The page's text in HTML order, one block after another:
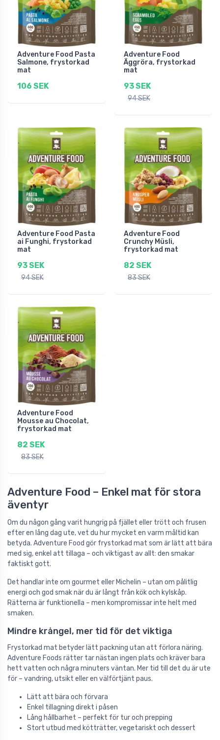
Adventure Food Pasta
Salmone, frystorkad
mat
106 SEK
Adventure Food
Äggröra, frystorkad
mat
93 SEK
94 SEK
Adventure Food Pasta
ai Funghi, frystorkad
mat
93 SEK
94 SEK
Adventure Food
Crunchy Müsli,
frystorkad mat
82 SEK
83 SEK
Adventure Food
Mousse au Chocolat,
frystorkad mat
82 SEK
83 SEK
Adventure Food – Enkel mat för stora
äventyr
Om du någon gång varit hungrig på fjället eller trött och frusen
efter en lång dag ute, vet du hur mycket en varm måltid kan
betyda. Adventure Food gör frystorkad mat som är lätt att bära
med sig, enkel att tillaga – och viktigast av allt: den smakar
faktiskt gott.
Det handlar inte om gourmet eller Michelin – utan om pålitlig
energi och god smak när du är långt från kök och kylskåp.
Rätterna är funktionella – men kompromissar inte helt med
smaken.
Mindre krångel, mer tid för det viktiga
Frystorkad mat betyder lätt packning utan att förlora näring.
Adventure Foods rätter tar nästan ingen plats och kräver bara
hett vatten och några minuters väntan. Mer tid till det du är ute
för – vandring, utsikt eller en välförtjänt paus.
Lätt att bära och förvara
Enkel tillagning direkt i påsen
Lång hållbarhet – perfekt för tur och prepping
Stort utbud med kötträtter, vegetariskt och dessert